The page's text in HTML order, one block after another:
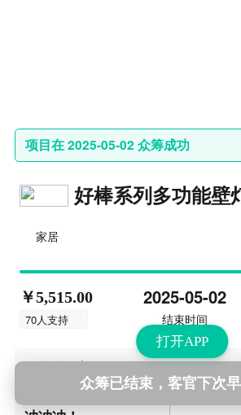
打开APP
项目在 2025-05-02 众筹成功
好棒系列多功能壁
家居
￥5,515.00
70人支持
2025-05-02
结束时间
第4次更新 2025-05-
众筹最后一个小时！
众筹已结束，客官下次